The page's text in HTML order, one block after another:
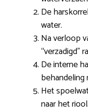
De
water.
Na verloop
“verzadigd”
De interne
behandeling
Het
naar het riool.